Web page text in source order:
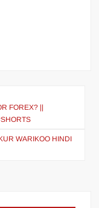
FOREX? ||
WARIKOO HINDI